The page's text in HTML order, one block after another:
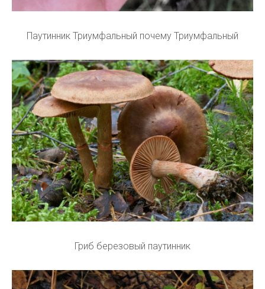
Паутинник Триумфальный почему Триумфальный
Гриб березовый паутинник